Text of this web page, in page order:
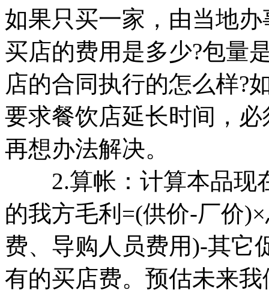
如果只买一家，由当地
买店的费用是多少?包量
店的合同执行的怎么样?
要求餐饮店延长时间，
再想办法解决。
2.算帐：计算本品现
的我方毛利=(供价-厂价
费、导购人员费用)-其它
有的买店费。预估未来